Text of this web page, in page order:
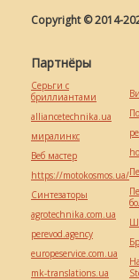
Copyright © 2014-
Партнёры
Серьги с
бриллиантами
alliancetechnika.ua
миралинкс
Веб мастер
https://motokosmos.ua/
Синтезаторы
agrotechnika.com.ua
perevod.agency
europeservice.com.ua
mk-translations.ua